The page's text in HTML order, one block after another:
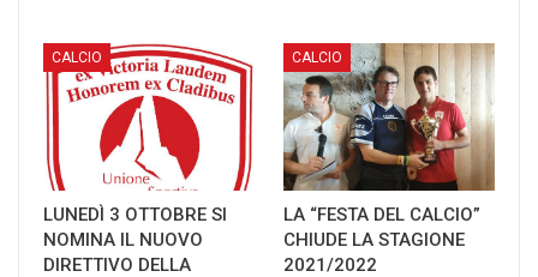
CALCIO
LUNEDÌ 3 OTTOBRE SI
NOMINA IL NUOVO
DIRETTIVO DELLA
CALCIO
LA “FESTA DEL CALCIO”
CHIUDE LA STAGIONE
2021/2022